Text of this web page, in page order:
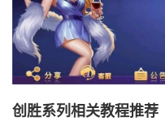
创胜系列相关教程推荐